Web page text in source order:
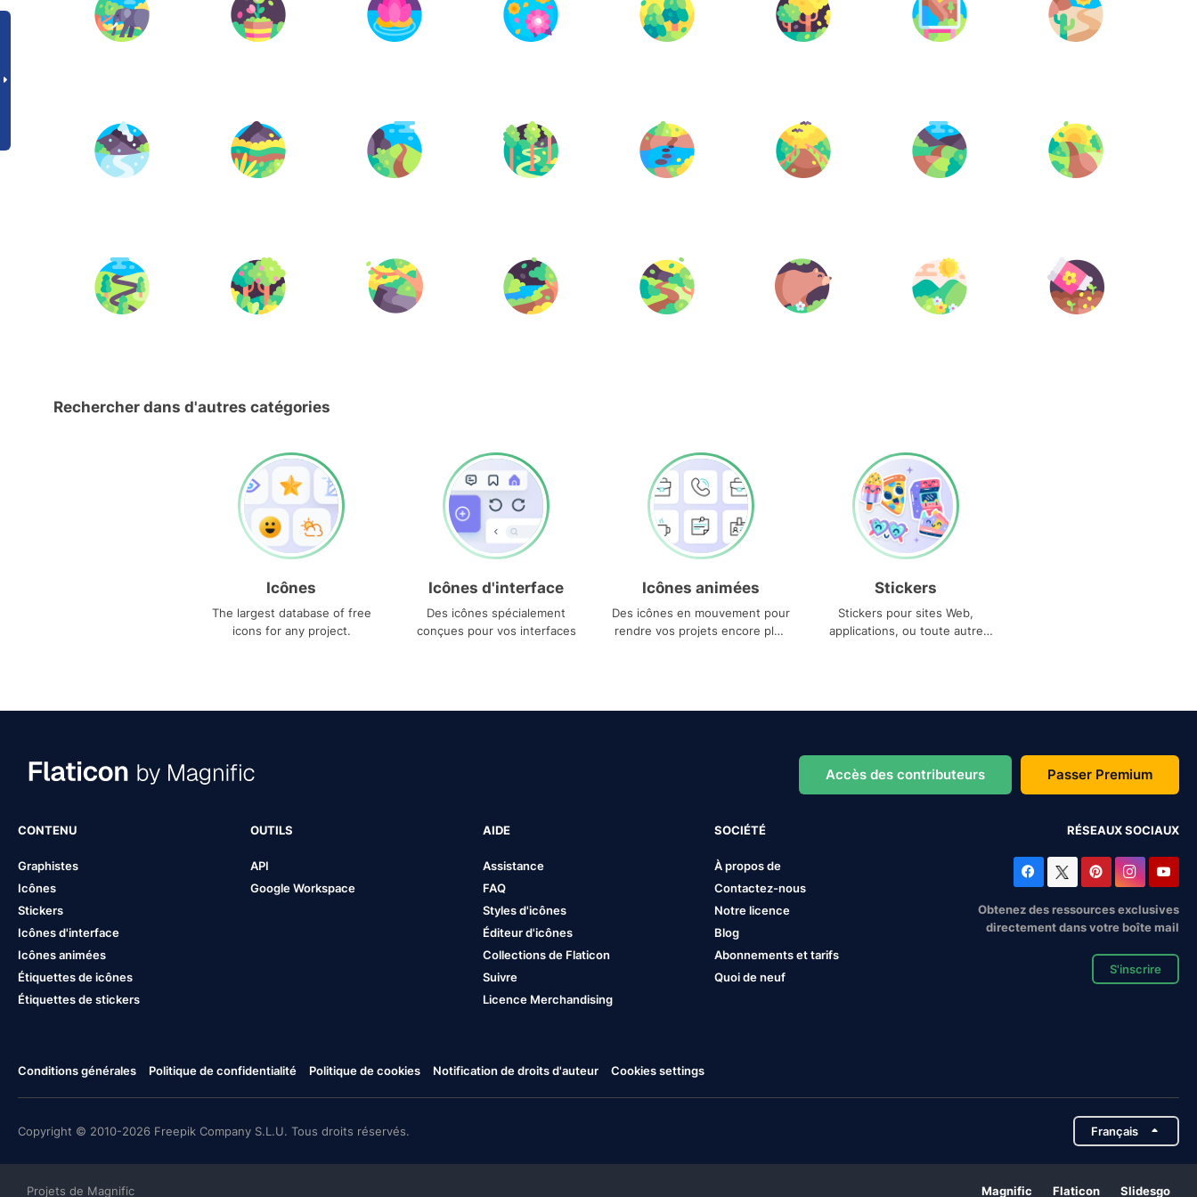
Rechercher dans d'autres catégories
Icônes
The largest database of free
icons for any project.
Icônes d'interface
Des icônes spécialement
conçues pour vos interfaces
Icônes animées
Des icônes en mouvement pour
rendre vos projets encore plus
Stickers
Stickers pour sites Web,
applications, ou toute autre
Accès des contributeurs Passer Premium
CONTENU
Graphistes
Icônes
Stickers
Icônes d'interface
Icônes animées
Étiquettes de icônes
Étiquettes de stickers
OUTILS
API
Google Workspace
AIDE
Assistance
FAQ
Styles d'icônes
Éditeur d'icônes
Collections de Flaticon
Suivre
Licence Merchandising
SOCIÉTÉ
À propos de
Contactez-nous
Notre licence
Blog
Abonnements et tarifs
Quoi de neuf
RÉSEAUX SOCIAUX
Obtenez des ressources exclusives
directement dans votre boîte mail
S'inscrire
Conditions générales Politique de confidentialité Politique de cookies Notification de droits d'auteur Cookies settings
Copyright © 2010-2026 Freepik Company S.L.U. Tous droits réservés. Français
Projets de Magnific Magnific Flaticon Slidesgo